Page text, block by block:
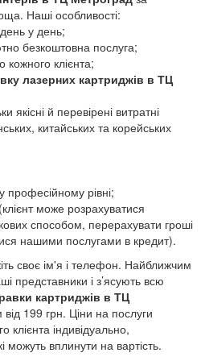
у ТЦ Материк
у ТЦ Палладіум Сіті
у ТЦ Точка
у ТЦ Solaris
Наші особливості:
у день;
безкоштовна послуга;
кожного клієнта;
лазерних картриджів в ТЦ
якісні й перевірені витратні
китайських та корейських
професійному рівні;
може розрахуватися
способом, перерахувати гроші
нашими послугами в кредит).
своє ім'я і телефон. Найближчим
представники і з’ясують всю
картриджів в ТЦ
від 199 грн. Ціни на послуги
клієнта індивідуально,
можуть вплинути на вартість.